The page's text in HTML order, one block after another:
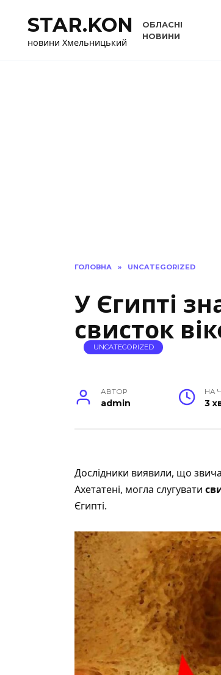
вмістуSTAR.KON
новини Хмельницький
ОБЛАСНІ
НОВИНИ
ГОЛОВНА » UNCATEGORIZED
У Єгипті
свисток
UNCATEGORIZED
АВТОР
admin
НА
3
Дослідники виявили, що
Ахетатені, могла слугувати
Єгипті.